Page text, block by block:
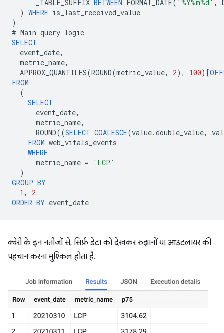
_TABLE_SUFFIX BETWEEN FORMAT_DATE( '%Y%m%d' ,
) WHERE is_last_received_value
)
# Main query logic
SELECT
event_date,
metric_name,
APPROX_QUANTILES(ROUND(metric_value, 2), 100)[
FROM
(
SELECT
event_date,
metric_name,
ROUND((SELECT COALESCE(value.double_value,
FROM web_vitals_events
WHERE
metric_name =
'LCP'
)
GROUP BY
1 ,
2
ORDER BY event_date
क्वेरी के इन नतीजों से, सिर्फ़ डेटा को देखकर रुझानों या आउटलायर की
पहचान करना मुश्किल होता है.